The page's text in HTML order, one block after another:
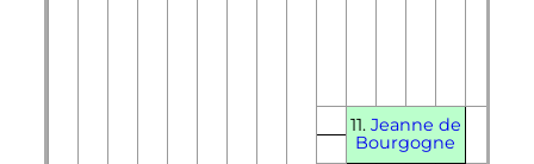
11. Jeanne de
Bourgogne